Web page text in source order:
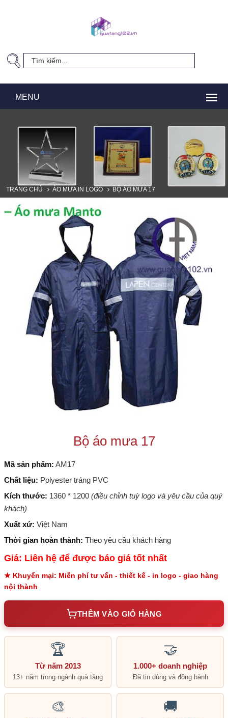
TRANG CHỦ ÁO MƯA IN LOGO BỘ ÁO MƯA 17
Bộ áo mưa 17
Mã sản phẩm: AM17
Chất liệu: Polyester tráng PVC
Kích thước: 1360 * 1200 (điều chỉnh tuỳ logo và yêu cầu của quý
khách)
Xuất xứ: Việt Nam
Thời gian hoàn thành: Theo yêu cầu khách hàng
Giá: Liên hệ để được báo giá tốt nhất
★ Khuyến mại: Miễn phí tư vấn - thiết kế - in logo - giao hàng
nội thành
THÊM VÀO GIỎ HÀNG
🏆
Từ năm 2013
13+ năm trong ngành quà tặng
🤝
1.000+ doanh nghiệp
Đã tin dùng và đồng hành
🎨 🚚